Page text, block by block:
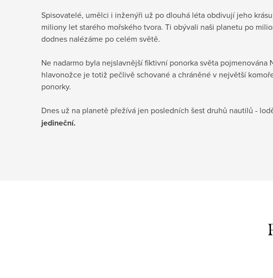
Spisovatelé, umělci i inženýři už po dlouhá léta obdivují jeho
miliony let starého mořského tvora. Ti obývali naši planetu po
dodnes nalézáme po celém světě.
Ne nadarmo byla nejslavnější fiktivní ponorka světa
hlavonožce je totiž pečlivě schované a chráněné v největší
ponorky.
Dnes už na planetě přežívá jen posledních šest druhů nautilů -
jedineční.